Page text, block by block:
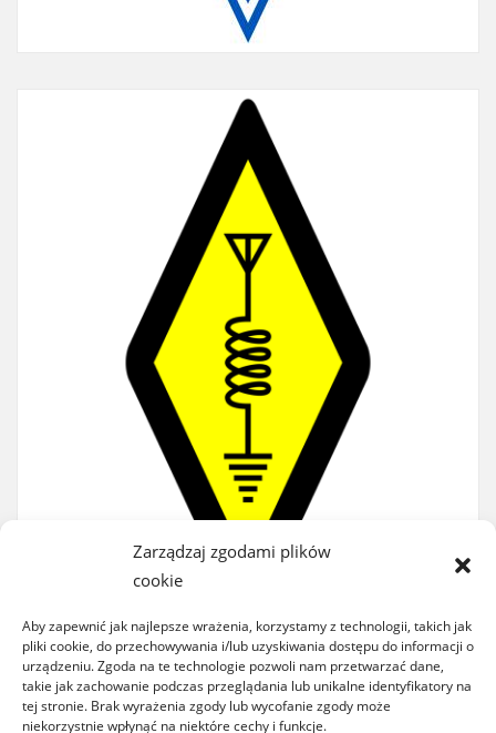
Zarządzaj zgodami plików
cookie
Aby zapewnić jak najlepsze wrażenia, korzystamy z technologii, takich jak
pliki cookie, do przechowywania i/lub uzyskiwania dostępu do informacji o
urządzeniu. Zgoda na te technologie pozwoli nam przetwarzać dane,
takie jak zachowanie podczas przeglądania lub unikalne identyfikatory na
tej stronie. Brak wyrażenia zgody lub wycofanie zgody może
niekorzystnie wpłynąć na niektóre cechy i funkcje.